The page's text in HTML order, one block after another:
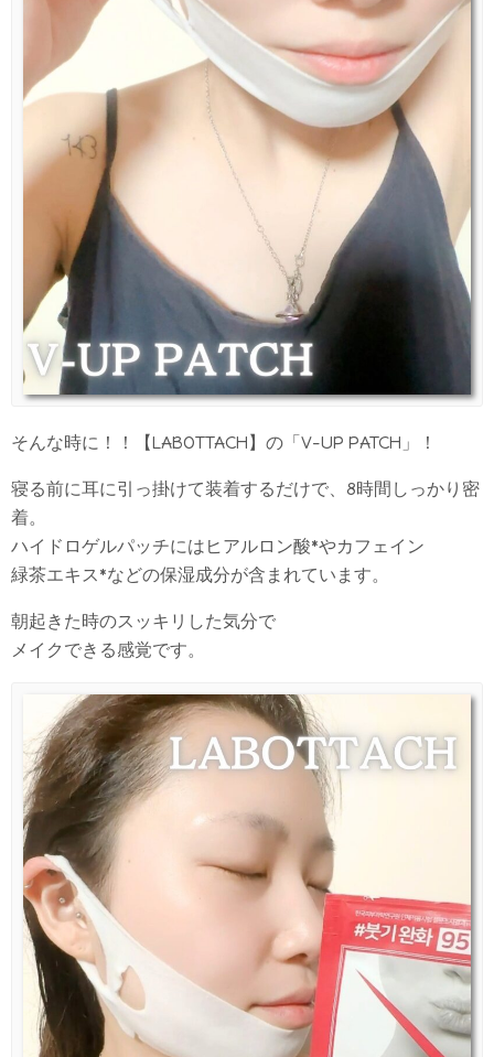
そんな時に！！【LABOTTACH】の「V-UP PATCH」！
寝る前に耳に引っ掛けて装着するだけで、8時間しっかり密
着。
ハイドロゲルパッチにはヒアルロン酸*やカフェイン
緑茶エキス*などの保湿成分が含まれています。
朝起きた時のスッキリした気分で
メイクできる感覚です。